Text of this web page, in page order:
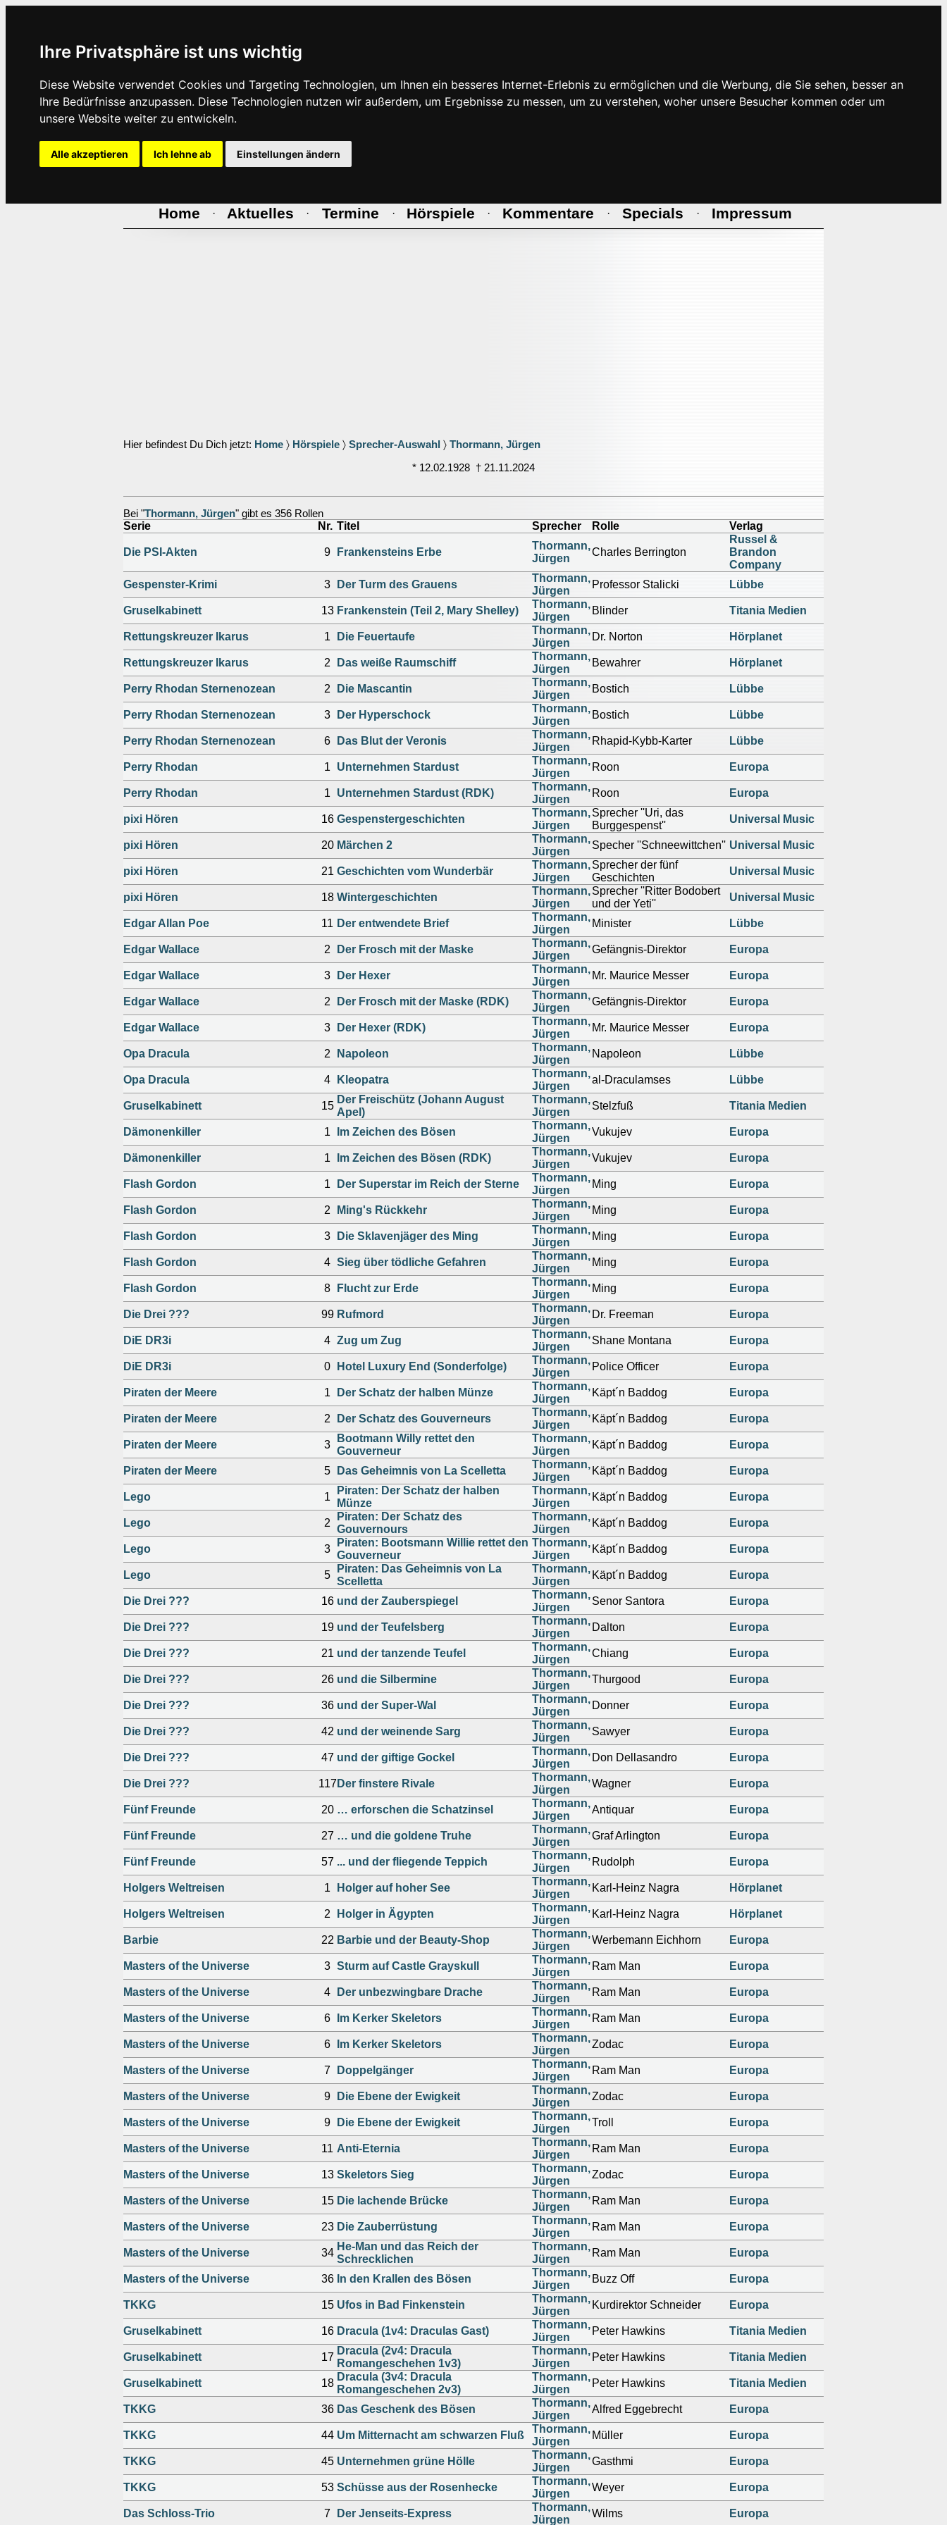
Ihre Privatsphäre ist uns wichtig
Diese Website verwendet Cookies und Targeting Technologien, um Ihnen ein besseres Internet-Erlebnis zu ermöglichen und die Werbung, die Sie sehen, besser an
Ihre Bedürfnisse anzupassen. Diese Technologien nutzen wir außerdem, um Ergebnisse zu messen, um zu verstehen, woher unsere Besucher kommen oder um
unsere Website weiter zu entwickeln.
Alle akzeptieren Ich lehne ab Einstellungen ändern
Home · Aktuelles · Termine · Hörspiele · Kommentare · Specials · Impressum
Hier befindest Du Dich jetzt: Home 〉 Hörspiele 〉 Sprecher-Auswahl 〉 Thormann, Jürgen
* 12.02.1928 † 21.11.2024
Bei "Thormann, Jürgen" gibt es 356 Rollen
Serie Nr. Titel Sprecher Rolle Verlag
Die PSI-Akten 9 Frankensteins Erbe
Thormann,
Jürgen
Charles Berrington
Russel &
Brandon
Company
Gespenster-Krimi
3 Der Turm des Grauens
Thormann,
Jürgen
Professor Stalicki Lübbe
Gruselkabinett 13 Frankenstein (Teil 2, Mary Shelley)
Thormann,
Jürgen
Blinder Titania Medien
Rettungskreuzer Ikarus 1 Die Feuertaufe
Thormann,
Jürgen
Dr. Norton Hörplanet
Rettungskreuzer Ikarus 2 Das weiße Raumschiff
Thormann,
Jürgen
Bewahrer Hörplanet
Perry Rhodan Sternenozean 2 Die Mascantin
Thormann,
Jürgen
Bostich Lübbe
Perry Rhodan Sternenozean 3 Der Hyperschock
Thormann,
Jürgen
Bostich Lübbe
Perry Rhodan Sternenozean 6 Das Blut der Veronis
Thormann,
Jürgen
Rhapid-Kybb-Karter Lübbe
Perry Rhodan 1 Unternehmen Stardust
Thormann,
Jürgen
Roon Europa
Perry Rhodan 1 Unternehmen Stardust (RDK)
Thormann,
Jürgen
Roon Europa
pixi Hören 16 Gespenstergeschichten
Thormann,
Jürgen
Sprecher ''Uri, das
Burggespenst''
Universal Music
pixi Hören 20 Märchen 2
Thormann,
Jürgen
Specher ''Schneewittchen'' Universal Music
pixi Hören 21 Geschichten vom Wunderbär
Thormann,
Jürgen
Sprecher der fünf
Geschichten
Universal Music
pixi Hören 18 Wintergeschichten
Thormann,
Jürgen
Sprecher ''Ritter Bodobert
und der Yeti''
Universal Music
Edgar Allan Poe 11 Der entwendete Brief
Thormann,
Jürgen
Minister Lübbe
Edgar Wallace 2 Der Frosch mit der Maske
Thormann,
Jürgen
Gefängnis-Direktor Europa
Edgar Wallace 3 Der Hexer
Thormann,
Jürgen
Mr. Maurice Messer Europa
Edgar Wallace 2 Der Frosch mit der Maske (RDK)
Thormann,
Jürgen
Gefängnis-Direktor Europa
Edgar Wallace 3 Der Hexer (RDK)
Thormann,
Jürgen
Mr. Maurice Messer Europa
Opa Dracula 2 Napoleon
Thormann,
Jürgen
Napoleon Lübbe
Opa Dracula 4 Kleopatra
Thormann,
Jürgen
al-Draculamses Lübbe
Gruselkabinett 15
Der Freischütz (Johann August
Apel)
Thormann,
Jürgen
Stelzfuß Titania Medien
Dämonenkiller 1 Im Zeichen des Bösen
Thormann,
Jürgen
Vukujev Europa
Dämonenkiller 1 Im Zeichen des Bösen (RDK)
Thormann,
Jürgen
Vukujev Europa
Flash Gordon 1 Der Superstar im Reich der Sterne
Thormann,
Jürgen
Ming Europa
Flash Gordon 2 Ming's Rückkehr
Thormann,
Jürgen
Ming Europa
Flash Gordon 3 Die Sklavenjäger des Ming
Thormann,
Jürgen
Ming Europa
Flash Gordon 4 Sieg über tödliche Gefahren
Thormann,
Jürgen
Ming Europa
Flash Gordon 8 Flucht zur Erde
Thormann,
Jürgen
Ming Europa
Die Drei ??? 99 Rufmord
Thormann,
Jürgen
Dr. Freeman Europa
DiE DR3i 4 Zug um Zug
Thormann,
Jürgen
Shane Montana Europa
DiE DR3i 0 Hotel Luxury End (Sonderfolge)
Thormann,
Jürgen
Police Officer Europa
Piraten der Meere 1 Der Schatz der halben Münze
Thormann,
Jürgen
Käpt´n Baddog Europa
Piraten der Meere 2 Der Schatz des Gouverneurs
Thormann,
Jürgen
Käpt´n Baddog Europa
Piraten der Meere 3
Bootmann Willy rettet den
Gouverneur
Thormann,
Jürgen
Käpt´n Baddog Europa
Piraten der Meere 5 Das Geheimnis von La Scelletta
Thormann,
Jürgen
Käpt´n Baddog Europa
Lego 1
Piraten: Der Schatz der halben
Münze
Thormann,
Jürgen
Käpt´n Baddog Europa
Lego 2
Piraten: Der Schatz des
Gouvernours
Thormann,
Jürgen
Käpt´n Baddog Europa
Lego 3
Piraten: Bootsmann Willie rettet den
Gouverneur
Thormann,
Jürgen
Käpt´n Baddog Europa
Lego 5
Piraten: Das Geheimnis von La
Scelletta
Thormann,
Jürgen
Käpt´n Baddog Europa
Die Drei ??? 16 und der Zauberspiegel
Thormann,
Jürgen
Senor Santora Europa
Die Drei ??? 19 und der Teufelsberg
Thormann,
Jürgen
Dalton Europa
Die Drei ??? 21 und der tanzende Teufel
Thormann,
Jürgen
Chiang Europa
Die Drei ??? 26 und die Silbermine
Thormann,
Jürgen
Thurgood Europa
Die Drei ??? 36 und der Super-Wal
Thormann,
Jürgen
Donner Europa
Die Drei ??? 42 und der weinende Sarg
Thormann,
Jürgen
Sawyer Europa
Die Drei ??? 47 und der giftige Gockel
Thormann,
Jürgen
Don Dellasandro Europa
Die Drei ??? 117 Der finstere Rivale
Thormann,
Jürgen
Wagner Europa
Fünf Freunde 20 … erforschen die Schatzinsel
Thormann,
Jürgen
Antiquar Europa
Fünf Freunde 27 … und die goldene Truhe
Thormann,
Jürgen
Graf Arlington Europa
Fünf Freunde 57 ... und der fliegende Teppich
Thormann,
Jürgen
Rudolph Europa
Holgers Weltreisen 1 Holger auf hoher See
Thormann,
Jürgen
Karl-Heinz Nagra Hörplanet
Holgers Weltreisen 2 Holger in Ägypten
Thormann,
Jürgen
Karl-Heinz Nagra Hörplanet
Barbie 22 Barbie und der Beauty-Shop
Thormann,
Jürgen
Werbemann Eichhorn Europa
Masters of the Universe 3 Sturm auf Castle Grayskull
Thormann,
Jürgen
Ram Man Europa
Masters of the Universe 4 Der unbezwingbare Drache
Thormann,
Jürgen
Ram Man Europa
Masters of the Universe 6 Im Kerker Skeletors
Thormann,
Jürgen
Ram Man Europa
Masters of the Universe 6 Im Kerker Skeletors
Thormann,
Jürgen
Zodac Europa
Masters of the Universe 7 Doppelgänger
Thormann,
Jürgen
Ram Man Europa
Masters of the Universe 9 Die Ebene der Ewigkeit
Thormann,
Jürgen
Zodac Europa
Masters of the Universe 9 Die Ebene der Ewigkeit
Thormann,
Jürgen
Troll Europa
Masters of the Universe 11 Anti-Eternia
Thormann,
Jürgen
Ram Man Europa
Masters of the Universe 13 Skeletors Sieg
Thormann,
Jürgen
Zodac Europa
Masters of the Universe 15 Die lachende Brücke
Thormann,
Jürgen
Ram Man Europa
Masters of the Universe 23 Die Zauberrüstung
Thormann,
Jürgen
Ram Man Europa
Masters of the Universe 34
He-Man und das Reich der
Schrecklichen
Thormann,
Jürgen
Ram Man Europa
Masters of the Universe 36 In den Krallen des Bösen
Thormann,
Jürgen
Buzz Off Europa
TKKG 15 Ufos in Bad Finkenstein
Thormann,
Jürgen
Kurdirektor Schneider Europa
Gruselkabinett 16 Dracula (1v4: Draculas Gast)
Thormann,
Jürgen
Peter Hawkins Titania Medien
Gruselkabinett 17
Dracula (2v4: Dracula
Romangeschehen 1v3)
Thormann,
Jürgen
Peter Hawkins Titania Medien
Gruselkabinett 18
Dracula (3v4: Dracula
Romangeschehen 2v3)
Thormann,
Jürgen
Peter Hawkins Titania Medien
TKKG 36 Das Geschenk des Bösen
Thormann,
Jürgen
Alfred Eggebrecht Europa
TKKG 44 Um Mitternacht am schwarzen Fluß
Thormann,
Jürgen
Müller Europa
TKKG 45 Unternehmen grüne Hölle
Thormann,
Jürgen
Gasthmi Europa
TKKG 53 Schüsse aus der Rosenhecke
Thormann,
Jürgen
Weyer Europa
Das Schloss-Trio 7 Der Jenseits-Express
Thormann,
Jürgen
Wilms Europa